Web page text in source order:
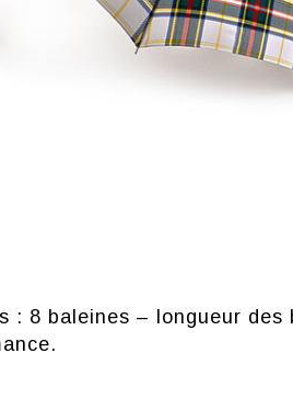
: 8 baleines – longueur des